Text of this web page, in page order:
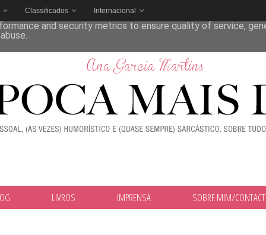
Classificados Internacional
LIVROS IMPRENSA SOBRE MIM/
its services and to analyze traffic. Your IP address and
and security metrics to ensure quality of service,